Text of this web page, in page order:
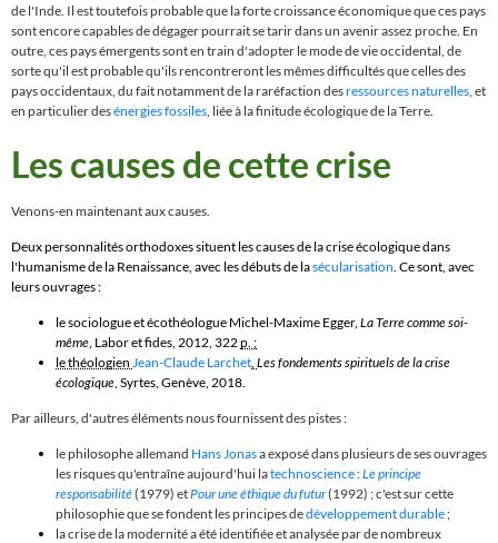
de l'Inde. Il est toutefois probable que la forte croissance économique que ces pays
sont encore capables de dégager pourrait se tarir dans un avenir assez proche. En
outre, ces pays émergents sont en train d'adopter lemode de vieoccidental, de
sorte qu'il est probable qu'ils rencontreront les mêmes difficultés que celles des
pays occidentaux, du fait notamment de la raréfaction desressources naturelles , et
en particulier desénergies fossiles , liée à lafinitude écologique de la Terre
Les causes de cette crise
Venons-en maintenant aux causes.
Deux personnalités orthodoxes situent les causes de la crise écologique dans
l'humanisme de la Renaissance, avec les débuts de lasécularisation . Ce sont, avec
leurs ouvrages :
le sociologue et écothéologue Michel-Maxime Egger, La Terre comme soi-
même , Labor et fides, 2012, 322p. ;
le théologien Jean-Claude Larchet Les fondements spirituels de la crise
écologique , Syrtes, Genève, 2018.
Par ailleurs, d'autres éléments nous fournissent des pistes :
le philosophe allemand Hans Jonasa exposé dans plusieurs de ses ouvrages
les risques qu'entraîne aujourd'hui latechnoscience:Le principe
responsabilité(1979) etPour une éthique du futur(1992) ; c'est sur cette
philosophie que se fondent les principes dedéveloppement durable;
la crise de la modernité a été identifiée et analysée par de nombreux